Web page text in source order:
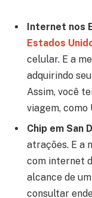
Internet nos
Estados
celular. E a
adquirindo
Assim, você
viagem, como
Chip em San
atrações. E a
com internet
alcance de
consultar